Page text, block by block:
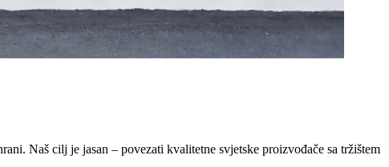
Naš cilj je jasan – povezati kvalitetne svjetske proizvođače sa tržištem